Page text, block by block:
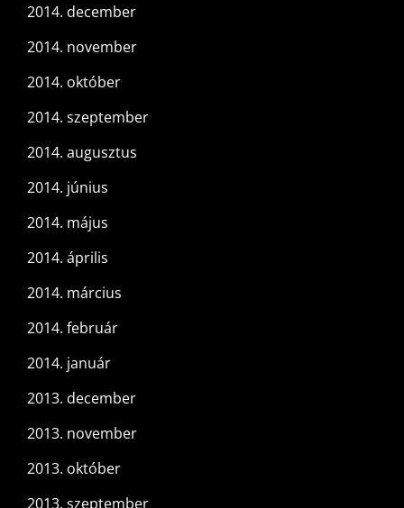
2014. december
2014. november
2014. október
2014. szeptember
2014. augusztus
2014. június
2014. május
2014. április
2014. március
2014. február
2014. január
2013. december
2013. november
2013. október
2013. szeptember